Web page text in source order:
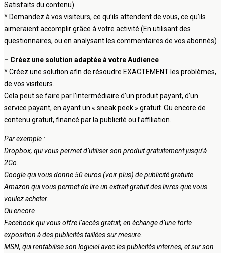
Satisfaits du contenu)
* Demandez à vos visiteurs, ce qu’ils attendent de vous, ce qu’ils
aimeraient accomplir grâce à votre activité (En utilisant des
questionnaires, ou en analysant les commentaires de vos abonnés)
– Créez une solution adaptée à votre Audience
* Créez une solution afin de résoudre EXACTEMENT les problèmes,
de vos visiteurs.
Cela peut se faire par l’intermédiaire d’un produit payant, d’un
service payant, en ayant un « sneak peek » gratuit. Ou encore de
contenu gratuit, financé par la publicité ou l’affiliation.
Par exemple :
Dropbox, qui vous permet d’utiliser son produit gratuitement jusqu’à
2Go.
Google qui vous donne 50 euros (voir plus) de publicité gratuite.
Amazon qui vous permet de lire un extrait gratuit des livres que vous
voulez acheter.
Ou encore
Facebook qui vous offre l’accès gratuit, en échange d’une forte
exposition à des publicités taillées sur mesure.
MSN, qui rentabilise son logiciel avec les publicités internes, et sur son